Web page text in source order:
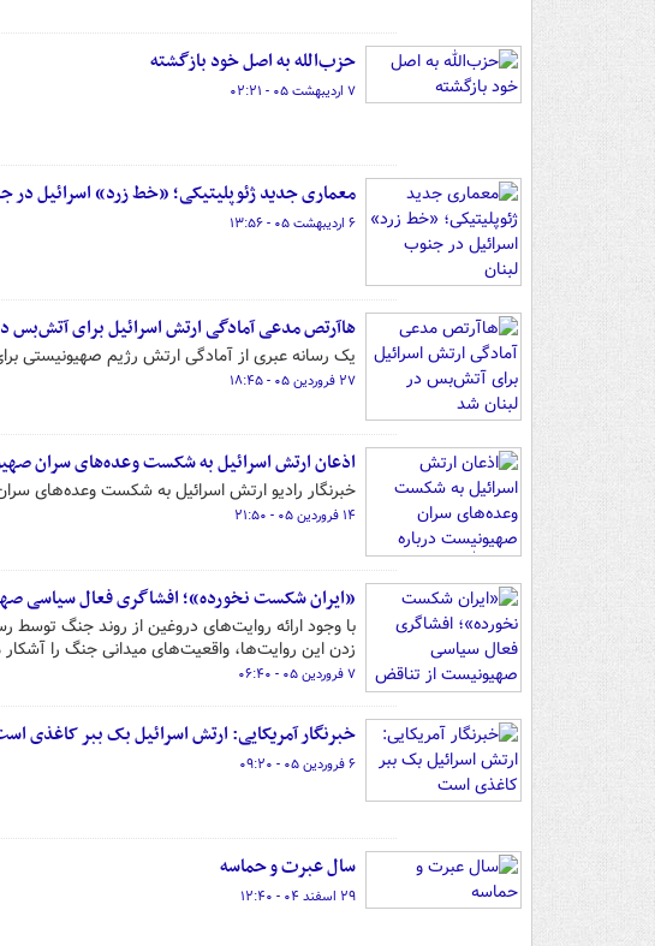
حزب‌الله به اصل خود بازگشته
۷ اردیبهشت ۰۵ - ۰۲:۲۱
معماری جدید ژئوپلیتیکی؛ «خط زرد» اسرائیل در
۶ اردیبهشت ۰۵ - ۱۳:۵۶
هاآرتص مدعی آمادگی ارتش اسرائیل برای آتش‌بس
یک رسانه عبری از آمادگی ارتش رژیم صهیونیستی
۲۷ فروردین ۰۵ - ۱۸:۴۵
اذعان ارتش اسرائیل به شکست وعده‌های سران
خبرنگار رادیو ارتش اسرائیل به شکست وعده‌های
۱۴ فروردین ۰۵ - ۲۱:۵۰
«ایران شکست نخورده»؛ افشاگری فعال سیاسی
با وجود ارائه روایت‌های دروغین از روند جنگ
زدن این روایت‌ها، واقعیت‌های میدانی جنگ را
۷ فروردین ۰۵ - ۰۶:۴۰
خبرنگار آمریکایی: ارتش اسرائیل بک ببر کاغذی
۶ فروردین ۰۵ - ۰۹:۲۰
سال عبرت و حماسه
۲۹ اسفند ۰۴ - ۱۲:۴۰